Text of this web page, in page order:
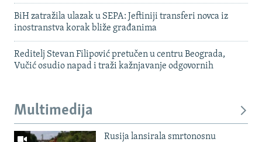
BiH zatražila ulazak u SEPA: Jeftiniji transferi novca iz
inostranstva korak bliže građanima
Reditelj Stevan Filipović pretučen u centru Beograda,
Vučić osudio napad i traži kažnjavanje odgovornih
Multimedija
Rusija lansirala smrtonosnu